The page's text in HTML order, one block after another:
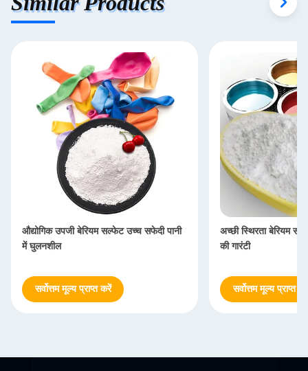
औद्योगिक उपजी बेरियम सल्फेट उच्च सफेदी पानी
में घुलनशील
सर्वोत्तम मूल्य प्राप्त करें
अच्छी स्थिरता बेरियम
की गारंटी
सर्वोत्तम मूल्य प्राप्त